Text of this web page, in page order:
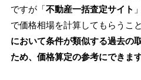
ですが「不動産一括査定サイト
で価格相場を計算してもらうこ
において条件が類似する過去の
ため、価格算定の参考にできま